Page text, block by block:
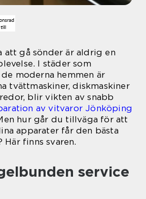
att gå sönder är aldrig en
I städer som
moderna hemmen är
tvättmaskiner, diskmaskiner
blir vikten av snabb
av vitvaror Jönköping
hur går du tillväga för att
apparater får den bästa
finns svaren.
service